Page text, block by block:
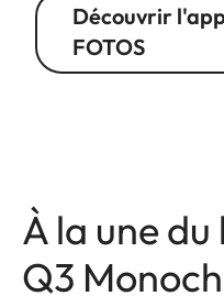
Découvrir
FOTOS
À la une
Q3